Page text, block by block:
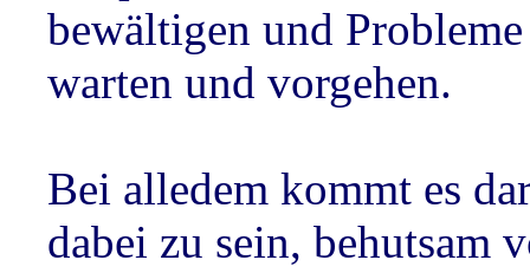
bewältigen und
warten und vorgehen.
Bei alledem kommt es
dabei zu sein, behutsam